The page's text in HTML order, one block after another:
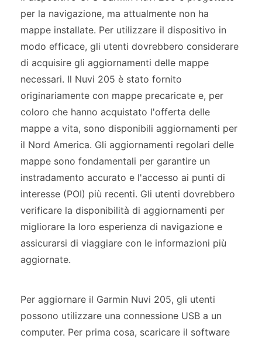
per la navigazione, ma attualmente non ha
mappe installate. Per utilizzare il dispositivo in
modo efficace, gli utenti dovrebbero considerare
di acquisire gli aggiornamenti delle mappe
necessari. Il Nuvi 205 è stato fornito
originariamente con mappe precaricate e, per
coloro che hanno acquistato l'offerta delle
mappe a vita, sono disponibili aggiornamenti per
il Nord America. Gli aggiornamenti regolari delle
mappe sono fondamentali per garantire un
instradamento accurato e l'accesso ai punti di
interesse (POI) più recenti. Gli utenti dovrebbero
verificare la disponibilità di aggiornamenti per
migliorare la loro esperienza di navigazione e
assicurarsi di viaggiare con le informazioni più
aggiornate.
Per aggiornare il Garmin Nuvi 205, gli utenti
possono utilizzare una connessione USB a un
computer. Per prima cosa, scaricare il software